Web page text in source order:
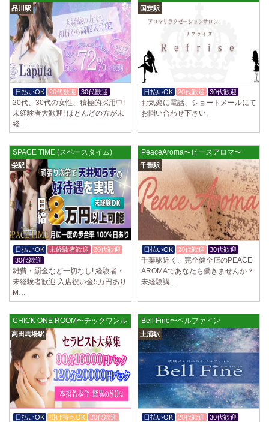
品川駅
日払いOK 20代歓迎 30代歓迎
20代、30代の女性、積極的採用中!
未経験者大歓迎! ほとんどの方が未
経…
国定駅
日払いOK 20代歓迎 30代歓迎
お気楽に電話、ショートメールにて
お問い合わせ下さい。
SPACE TIME (スペースタイム)
栄駅
日払いOK 未経験者歓迎
20代歓迎
30代歓迎
雑費・罰金など一切なし! 経験者・
未経験者歓迎 入店祝い金5万円あり
M…
PeaceAroma〜ピースアロマ〜
千葉駅
日払いOK 20代歓迎 30代歓迎
千葉駅近く、完全健全店のPEACE
AROMAであなたも働きませんか？
未経験講…
CHICK ONE ROOM〜チックワンルーム 高田馬場ルーム
高田馬場駅
日払いOK 掛け持ちOK
20代歓迎
Bell Fine〜ベルファイン
土浦駅
日払いOK 20代歓迎 30代歓迎